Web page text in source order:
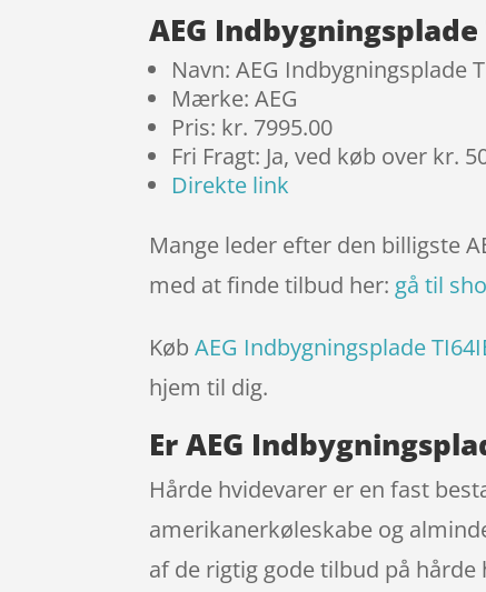
AEG
Navn: AEG Indbygningsplade
Mærke: AEG
Pris: kr. 7995.00
Fri Fragt: Ja, ved køb over kr.
Direkte link
Mange leder efter den billigste
med at finde tilbud her: gå til
KøbAEG Indbygningsplade
hjem til dig.
Er AEG
Hårde hvidevarer er en fast
amerikanerkøleskabe og
af de rigtig gode tilbud på